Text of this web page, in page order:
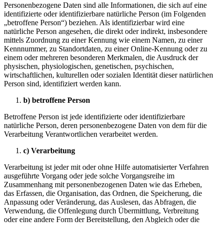
Personenbezogene Daten sind alle Informationen, die sich auf eine
identifizierte oder identifizierbare natürliche Person (im Folgenden
„betroffene Person“) beziehen. Als identifizierbar wird eine
natürliche Person angesehen, die direkt oder indirekt, insbesondere
mittels Zuordnung zu einer Kennung wie einem Namen, zu einer
Kennnummer, zu Standortdaten, zu einer Online-Kennung oder zu
einem oder mehreren besonderen Merkmalen, die Ausdruck der
physischen, physiologischen, genetischen, psychischen,
wirtschaftlichen, kulturellen oder sozialen Identität dieser natürlichen
Person sind, identifiziert werden kann.
b) betroffene Person
Betroffene Person ist jede identifizierte oder identifizierbare
natürliche Person, deren personenbezogene Daten von dem für die
Verarbeitung Verantwortlichen verarbeitet werden.
c) Verarbeitung
Verarbeitung ist jeder mit oder ohne Hilfe automatisierter Verfahren
ausgeführte Vorgang oder jede solche Vorgangsreihe im
Zusammenhang mit personenbezogenen Daten wie das Erheben,
das Erfassen, die Organisation, das Ordnen, die Speicherung, die
Anpassung oder Veränderung, das Auslesen, das Abfragen, die
Verwendung, die Offenlegung durch Übermittlung, Verbreitung
oder eine andere Form der Bereitstellung, den Abgleich oder die